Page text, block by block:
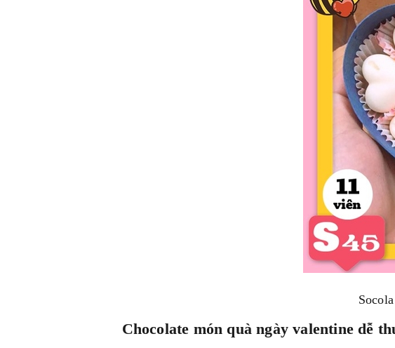
Chocolate món quà ngày valentine dễ